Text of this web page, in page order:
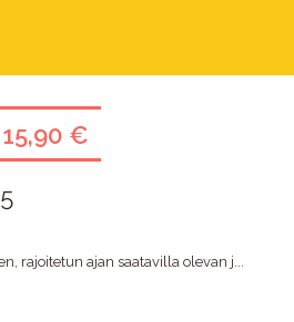
15,90 €
rajoitetun ajan saatavilla olevan j...